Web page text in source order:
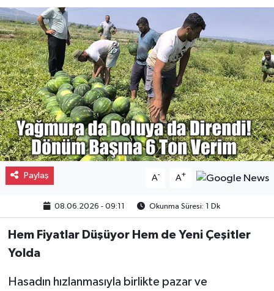
Paylaş A- A+
08.06.2026 - 09:11 Okunma Süresi: 1 Dk
Hem Fiyatlar Düşüyor Hem de Yeni Çeşitler
Yolda
Hasadın hızlanmasıyla birlikte pazar ve
Spor
Eğitim